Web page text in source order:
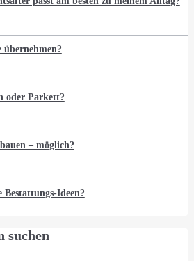
übernehmen?
oder Parkett?
– möglich?
Bestattungs-Ideen?
suchen